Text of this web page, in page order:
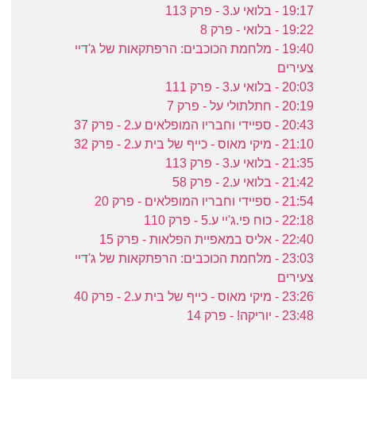
19:17 - בלואי ע.3 - פרק 113
19:22 - בלואי - פרק 8
19:40 - מלחמת הכוכבים: הרפתקאות של ג'דיי
צעירים
20:03 - בלואי ע.3 - פרק 111
20:19 - חתלתולי על - פרק 7
20:43 - ספיידי וחבריו המופלאים ע.2 - פרק 37
21:10 - מיקי מאוס - כייף של בית ע.2 - פרק 32
21:35 - בלואי ע.3 - פרק 113
21:42 - בלואי ע.2 - פרק 58
21:54 - ספיידי וחבריו המופלאים - פרק 20
22:18 - כוח פי.ג'יי ע.5 - פרק 110
22:40 - אליס במאפיית הפלאות - פרק 15
23:03 - מלחמת הכוכבים: הרפתקאות של ג'דיי
צעירים
23:26 - מיקי מאוס - כייף של בית ע.2 - פרק 40
23:48 - יוריקה! - פרק 14